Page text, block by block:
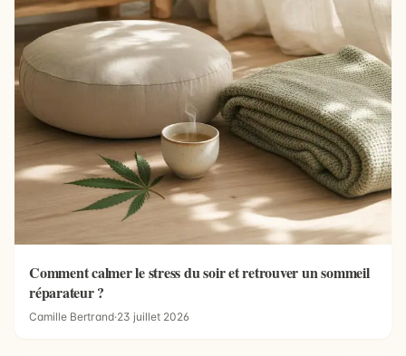
Comment calmer le stress du soir et retrouver un sommeil
réparateur ?
Camille Bertrand·23 juillet 2026